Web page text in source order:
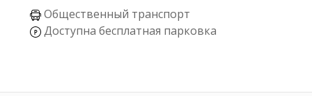
Общественный транспорт
Доступна бесплатная парковка